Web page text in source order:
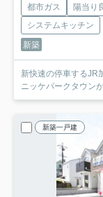
都市ガス 陽当り
システムキッチン
新築
新快速の停車するJR
ニッケパークタウン
新築一戸建